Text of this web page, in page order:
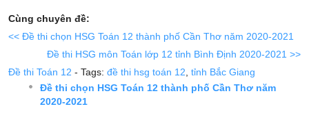
Cùng chuyên đề:
<< Đề thi chọn HSG Toán 12 thành phố Cần Thơ năm 2020-2021
Đề thi HSG môn Toán lớp 12 tỉnh Bình Định 2020-2021 >>
Đề thi Toán 12 - Tags: đề thi hsg toán 12 tỉnh Bắc Giang
Đề thi chọn HSG Toán 12 thành phố Cần Thơ năm
2020-2021